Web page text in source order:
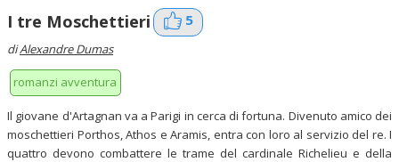
I tre Moschettieri 5
diAlexandre Dumas
romanzi avventura
Il giovane d'Artagnan va a Parigi in cerca di fortuna. Divenuto amico dei
moschettieri Porthos, Athos e Aramis, entra con loro al servizio del re. I
quattro devono combattere le trame del cardinale Richelieu e della